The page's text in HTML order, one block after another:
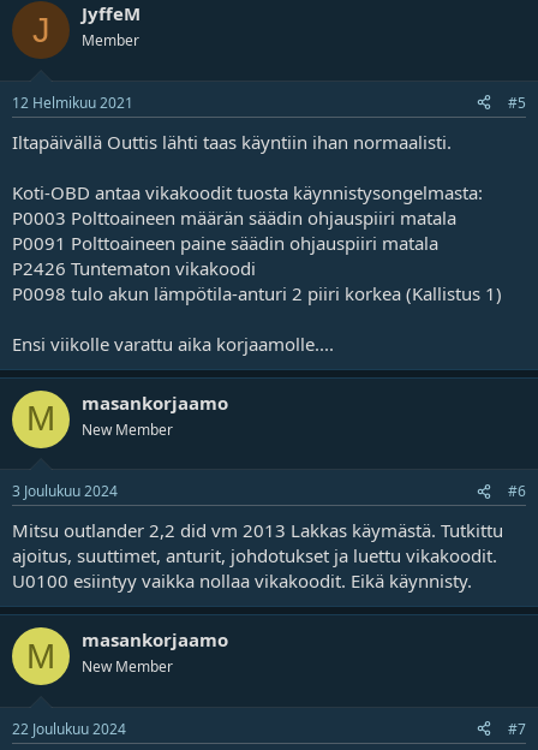
J JyffeM
Member
12 Helmikuu 2021 #5
Iltapäivällä Outtis lähti taas käyntiin ihan normaalisti.
Koti-OBD antaa vikakoodit tuosta käynnistysongelmasta:
P0003 Polttoaineen määrän säädin ohjauspiiri matala
P0091 Polttoaineen paine säädin ohjauspiiri matala
P2426 Tuntematon vikakoodi
P0098 tulo akun lämpötila-anturi 2 piiri korkea (Kallistus 1)
Ensi viikolle varattu aika korjaamolle....
M masankorjaamo
New Member
3 Joulukuu 2024 #6
Mitsu outlander 2,2 did vm 2013 Lakkas käymästä. Tutkittu
ajoitus, suuttimet, anturit, johdotukset ja luettu vikakoodit.
U0100 esiintyy vaikka nollaa vikakoodit. Eikä käynnisty.
M masankorjaamo
New Member
22 Joulukuu 2024 #7